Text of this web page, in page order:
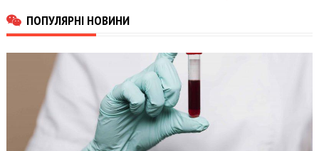
ПОПУЛЯРНІ НОВИНИ